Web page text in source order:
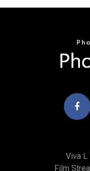
Viva L
Film